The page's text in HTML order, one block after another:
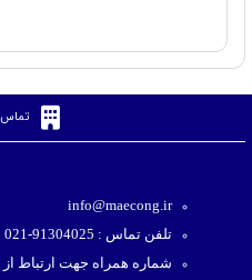
تماس
info@maecong.ir
تلفن تماس : 91304025-021
شماره همراه جهت ارتباط